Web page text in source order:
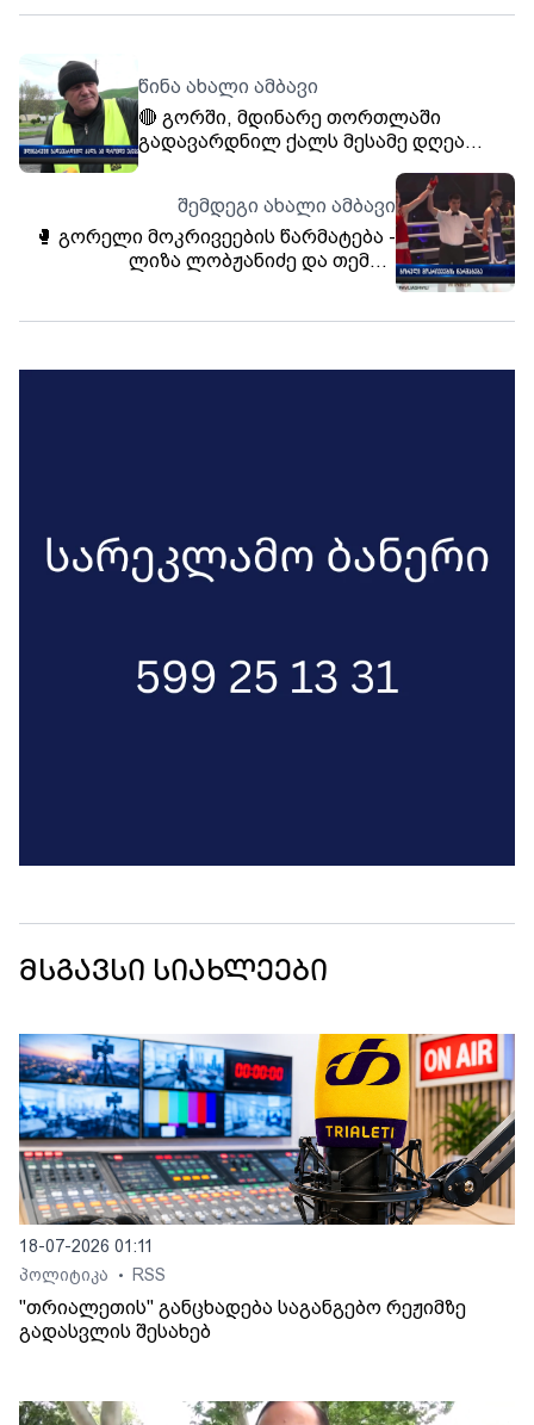
წინა ახალი ამბავი
🔴 გორში, მდინარე თორთლაში
გადავარდნილ ქალს მესამე დღეა
დღის განმავლობაში მიმდინარეობდა.
შემდეგი ახალი ამბავი
🥊 გორელი მოკრივეების წარმატება -
ლიზა ლობჟანიძე და თემურ
მსგავსი სიახლეები
18-07-2026 01:11
პოლიტიკა
• RSS
"თრიალეთის" განცხადება საგანგებო რეჟიმზე
გადასვლის შესახებ